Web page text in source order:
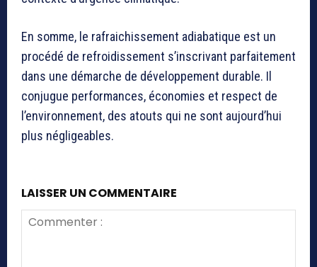
En somme, le rafraichissement adiabatique est un
procédé de refroidissement s’inscrivant parfaitement
dans une démarche de développement durable. Il
conjugue performances, économies et respect de
l’environnement, des atouts qui ne sont aujourd’hui
plus négligeables.
LAISSER UN COMMENTAIRE